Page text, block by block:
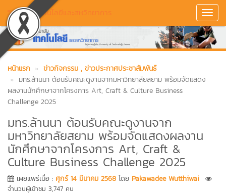
วิทยาลัยเทคโนโลยีและสหวิทยาการ
หน้าแรก ข่าวกิจกรรม , ข่าวประกาศประชาสัมพันธ์
มทร.ล้านนา ต้อนรับคณะดูงานจากมหาวิทยาลัยสยาม พร้อมจัดแสดง
ผลงานนักศึกษาจากโครงการ Art, Craft & Culture Business
Challenge 2025
มทร.ล้านนา ต้อนรับคณะดูงานจาก
มหาวิทยาลัยสยาม พร้อมจัดแสดงผลงาน
นักศึกษาจากโครงการ Art, Craft &
Culture Business Challenge 2025
เผยแพร่เมื่อ : ศุกร์ 14 มีนาคม 2568 โดย Pakawadee Wutthiwai
จำนวนผู้เข้าชม 3,747 คน